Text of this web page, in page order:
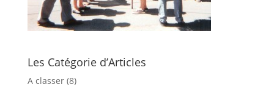
Les Catégorie d’Articles
A classer(8)